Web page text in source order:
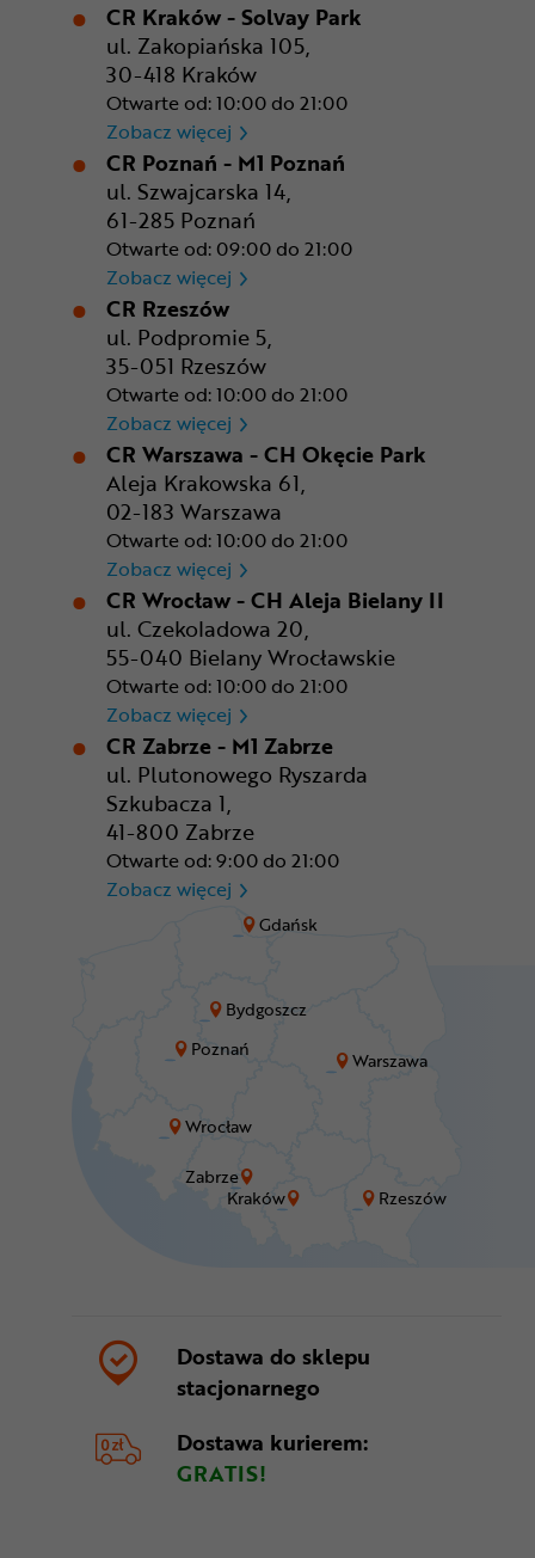
Bydgoszcz
Gdańsk
Kraków
Poznań
Rzeszów
Warszawa
Wrocław
Zabrze
CR Kraków - Solvay Park
ul. Zakopiańska 105,
30-418 Kraków
Otwarte od: 10:00 do 21:00
Zobacz więcej CR Kraków - Solvay Park
CR Poznań - M1 Poznań
ul. Szwajcarska 14,
61-285 Poznań
Otwarte od: 09:00 do 21:00
Zobacz więcej CR Poznań - M1 Poznań
CR Rzeszów
ul. Podpromie 5,
35-051 Rzeszów
Otwarte od: 10:00 do 21:00
Zobacz więcej CR Rzeszów
CR Warszawa - CH Okęcie Park
Aleja Krakowska 61,
02-183 Warszawa
Otwarte od: 10:00 do 21:00
Zobacz więcej CR Warszawa - CH Okęcie
CR Wrocław - CH Aleja Bielany II
ul. Czekoladowa 20,
55-040 Bielany Wrocławskie
Otwarte od: 10:00 do 21:00
Zobacz więcej CR Wrocław - CH Aleja
CR Zabrze - M1 Zabrze
ul. Plutonowego Ryszarda
Szkubacza 1,
41-800 Zabrze
Otwarte od: 9:00 do 21:00
Zobacz więcej CR Zabrze - M1 Zabrze
Dostawa do sklepu
stacjonarnego
Dostawa kurierem:
GRATIS!